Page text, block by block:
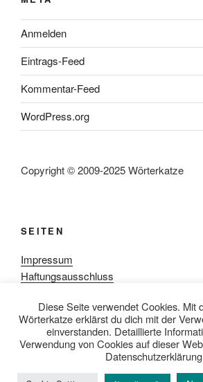
Anmelden
Eintrags-Feed
Kommentar-Feed
WordPress.org
Copyright © 2009-2025 Wörterkatze
SEITEN
Impressum
Haftungsausschluss
Rezensionpolitik
Bewertungsschema
Media-Kit
Diese Seite verwendet Cookies. Mit
Wörterkatze erklärst du dich mit der
einverstanden. Detaillierte
Verwendung von Cookies auf dieser